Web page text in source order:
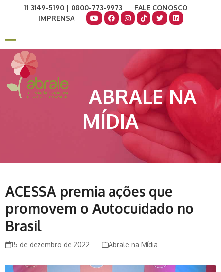
11 3149-5190 | 0800-773-9973
FALE CONOSCO
IMPRENSA
Open
mobile
menu
Close
mobile
menu
ABRALE NA
MÍDIA
ACESSA premia ações que
promovem o Autocuidado no
Brasil
15 de dezembro de 2022 Abrale na Mídia